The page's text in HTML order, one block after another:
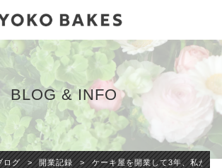
BLOG & INFO
ログ > 開業記録 > ケーキ屋を開業して3年、私がお